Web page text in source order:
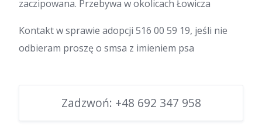
zaczipowana. Przebywa w okolicach Łowicza
Kontakt w sprawie adopcji 516 00 59 19, jeśli nie
odbieram proszę o smsa z imieniem psa
Zadzwoń: +48 692 347 958